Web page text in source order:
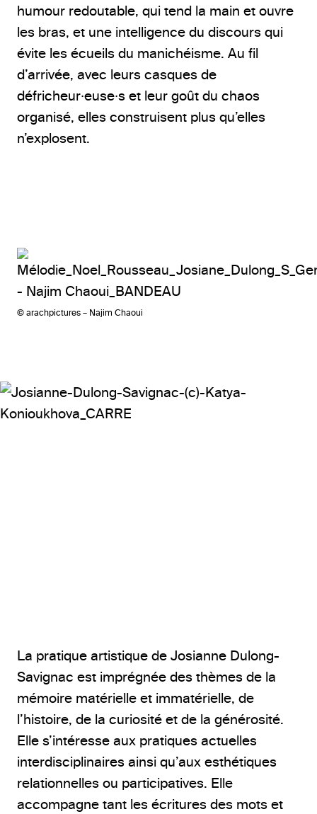
humour redoutable, qui tend la main et ouvre
les bras, et une intelligence du discours qui
évite les écueils du manichéisme. Au fil
d’arrivée, avec leurs casques de
défricheur·euse·s et leur goût du chaos
organisé, elles construisent plus qu’elles
n’explosent.
© arachpictures – Najim Chaoui
La pratique artistique de Josianne Dulong-
Savignac est imprégnée des thèmes de la
mémoire matérielle et immatérielle, de
l’histoire, de la curiosité et de la générosité.
Elle s’intéresse aux pratiques actuelles
interdisciplinaires ainsi qu’aux esthétiques
relationnelles ou participatives. Elle
accompagne tant les écritures des mots et